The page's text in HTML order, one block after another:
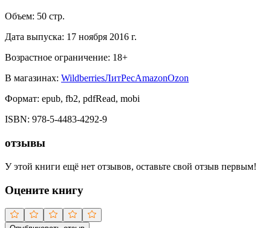
Объем: 50 стр.
Дата выпуска: 17 ноября 2016 г.
Возрастное ограничение: 18+
В магазинах: WildberriesЛитРесAmazonOzon
Формат: epub, fb2, pdfRead, mobi
ISBN: 978-5-4483-4292-9
отзывы
У этой книги ещё нет отзывов, оставьте свой отзыв первым!
Оцените книгу